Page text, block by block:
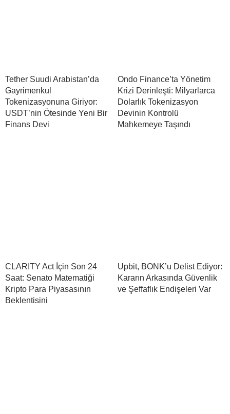
Tether Suudi Arabistan’da
Gayrimenkul
Tokenizasyonuna Giriyor:
USDT’nin Ötesinde Yeni Bir
Finans Devi
Ondo Finance’ta Yönetim
Krizi Derinleşti: Milyarlarca
Dolarlık Tokenizasyon
Devinin Kontrolü
Mahkemeye Taşındı
CLARITY Act İçin Son 24
Saat: Senato Matematiği
Kripto Para Piyasasının
Beklentisini
Upbit, BONK’u Delist Ediyor:
Kararın Arkasında Güvenlik
ve Şeffaflık Endişeleri Var